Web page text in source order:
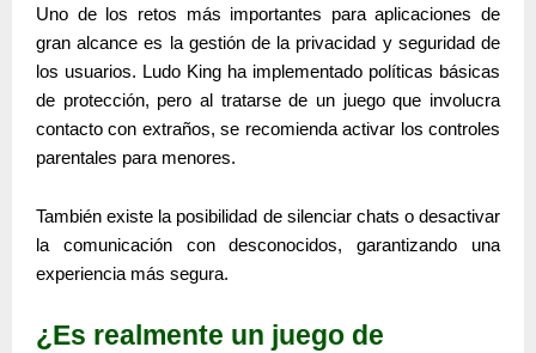
Uno de los retos más importantes para aplicaciones de
gran alcance es la gestión de la privacidad y seguridadde
los usuarios. Ludo King ha implementado políticas básicas
de protección, pero al tratarse de un juego que involucra
contacto con extraños, se recomienda activar los controles
parentales para menores.
También existe la posibilidad de silenciar chats o desactivar
la comunicación con desconocidos, garantizando una
experiencia más segura.
¿Es realmente un juego de